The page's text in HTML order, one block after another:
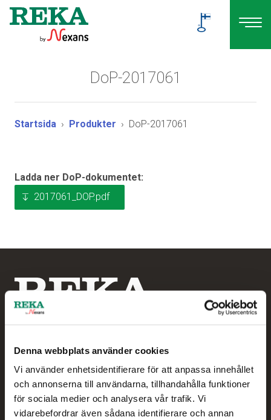
Denna webbplats använder cookies
Vi använder enhetsidentifierare för att anpassa innehållet
och annonserna till användarna, tillhandahålla funktioner
för sociala medier och analysera vår trafik. Vi
vidarebefordrar även sådana identifierare och annan
DoP-2017061
Startsida Produkter DoP-2017061
Ladda ner DoP-dokumentet:
2017061_DOP.pdf
Reka by Nexans
Hampus Sjögren